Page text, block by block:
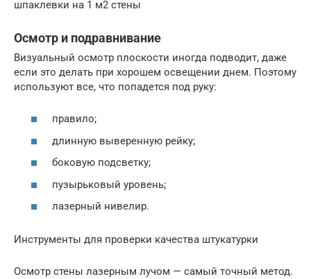
шпаклевки на 1 м2 стены
Осмотр и подравнивание
Визуальный осмотр плоскости иногда подводит, даже
если это делать при хорошем освещении днем. Поэтому
используют все, что попадется под руку:
правило;
длинную выверенную рейку;
боковую подсветку;
пузырьковый уровень;
лазерный нивелир.
Инструменты для проверки качества штукатурки
Осмотр стены лазерным лучом — самый точный метод.